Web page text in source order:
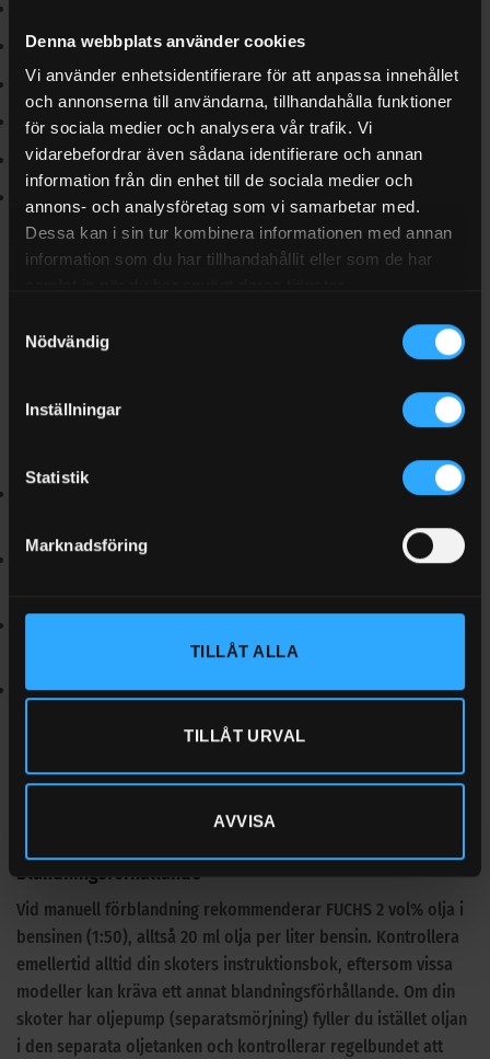
Denna webbplats använder cookies
Vi använder enhetsidentifierare för att anpassa innehållet
och annonserna till användarna, tillhandahålla funktioner
för sociala medier och analysera vår trafik. Vi
vidarebefordrar även sådana identifierare och annan
information från din enhet till de sociala medier och
annons- och analysföretag som vi samarbetar med.
Dessa kan i sin tur kombinera informationen med annan
information som du har tillhandahållit eller som de har
Nödvändig
Inställningar
Statistik
Marknadsföring
TILLÅT ALLA
TILLÅT URVAL
AVVISA
Flytpunkt: −57 °C (ASTM D7346)
Specifikationer: JASO FD, ISO L-EGD
Speciellt utvecklad för Rotax E-TEC direktinsprutning
Fungerar i separatsmörjning och som förblandning
Finns i 1L, 5L och 20L
SMP Svensk Maskinprovning testade Snow PRO 2 under
kolvbult jämfört med en ledande konkurrent. Läs mer i
produktbladet med testresultat (PDF)
Vilken olja ska jag välja?
– Snow COMP 2 ger pålitligt skydd till
Direktinsprutad motor (E-TEC, SDI)
– välj Snow PRO 2 E-TEC.
för bästa slitageskydd och renhet.
Äldre 3-cylindriga modeller– båda oljorna fungerar. Vi
Om du är osäker kan du alltid välja Snow PRO 2 E-TEC,
Blandningsförhållande
Vid manuell förblandning rekommenderar FUCHS 2 vol% olja i
bensinen (1:50), alltså 20 ml olja per liter bensin. Kontrollera
emellertid alltid din skoters instruktionsbok, eftersom vissa
modeller kan kräva ett annat blandningsförhållande. Om din
skoter har oljepump (separatsmörjning) fyller du istället oljan
i den separata oljetanken och kontrollerar regelbundet att